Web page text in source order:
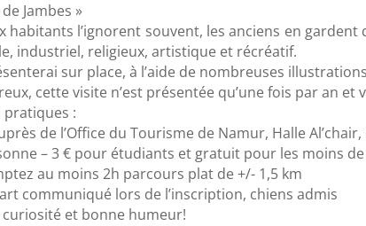
Jambes »
habitants l’ignorent souvent, les anciens en
industriel, religieux, artistique et récréatif.
sur place, à l’aide de nombreuses
cette visite n’est présentée qu’une fois par an
:
de l’Office du Tourisme de Namur, Halle
– 3 € pour étudiants et gratuit pour les moins de
au moins 2h parcours plat de +/- 1,5 km
communiqué lors de l’inscription, chiens admis
et bonne humeur!